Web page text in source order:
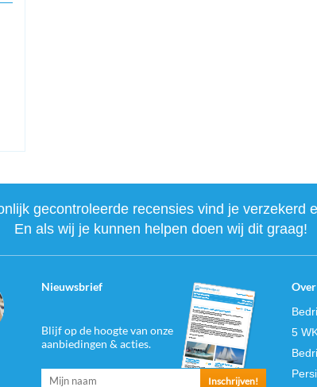
gecontroleerde recensies vind je verzekerd
En als wij je kunnen helpen doen wij dit graag!
Nieuwsbrief
Blijf op de hoogte van onze
aanbiedingen & acties.
5